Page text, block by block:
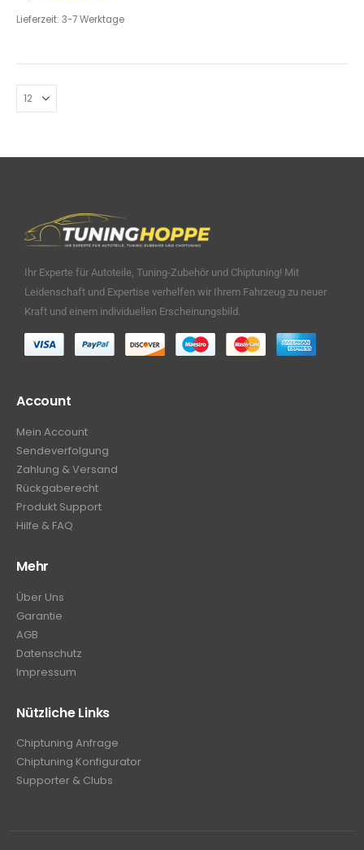
Lieferzeit: 3-7 Werktage
Ihr Experte für Autoteile, Tuning-Zubehör und Chiptuning! Mit
Leidenschaft und Expertise verhelfen wir Ihrem Fahrzeug zu neuer
Kraft und einem individuellen Erscheinungsbild.
Account
Mein Account
Sendeverfolgung
Zahlung & Versand
Rückgaberecht
Produkt Support
Hilfe & FAQ
Mehr
Über Uns
Garantie
AGB
Datenschutz
Impressum
Nützliche Links
Chiptuning Anfrage
Chiptuning Konfigurator
Supporter & Clubs